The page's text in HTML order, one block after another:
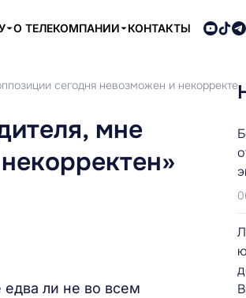
О ТЕЛЕКОМПАНИИ КОНТАКТЫ
сегодня невозможен и
мне
ли не во всем